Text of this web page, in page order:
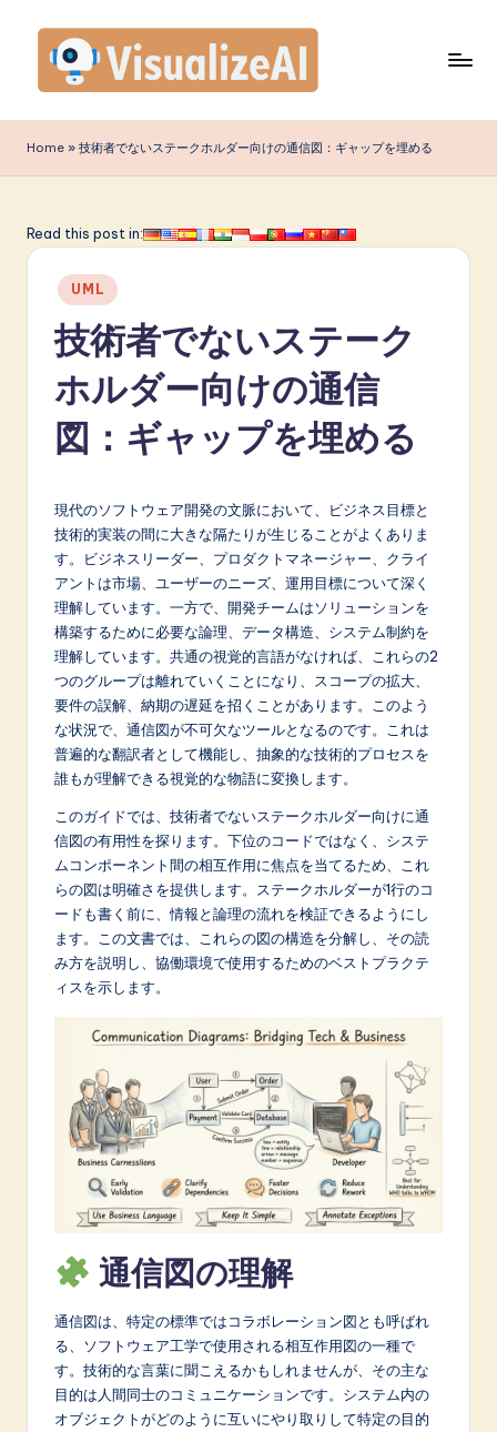
content
is
u
li
A
p
L
in
A
w
Home » 技術者でないステークホルダー向けの通信図：ギャップを埋める
Read this post in:
Posted
in
UML
技術者でないステーク
ホルダー向けの通信
図：ギャップを埋める
現代のソフトウェア開発の文脈において、ビジネス目標と
技術的実装の間に大きな隔たりが生じることがよくありま
す。ビジネスリーダー、プロダクトマネージャー、クライ
アントは市場、ユーザーのニーズ、運用目標について深く
理解しています。一方で、開発チームはソリューションを
構築するために必要な論理、データ構造、システム制約を
理解しています。共通の視覚的言語がなければ、これらの2
つのグループは離れていくことになり、スコープの拡大、
要件の誤解、納期の遅延を招くことがあります。このよう
な状況で、通信図が不可欠なツールとなるのです。これは
普遍的な翻訳者として機能し、抽象的な技術的プロセスを
誰もが理解できる視覚的な物語に変換します。
このガイドでは、技術者でないステークホルダー向けに通
信図の有用性を探ります。下位のコードではなく、システ
ムコンポーネント間の相互作用に焦点を当てるため、これ
らの図は明確さを提供します。ステークホルダーが1行のコ
ードも書く前に、情報と論理の流れを検証できるようにし
ます。この文書では、これらの図の構造を分解し、その読
み方を説明し、協働環境で使用するためのベストプラクテ
ィスを示します。
通信図の理解
通信図は、特定の標準ではコラボレーション図とも呼ばれ
る、ソフトウェア工学で使用される相互作用図の一種で
す。技術的な言葉に聞こえるかもしれませんが、その主な
目的は人間同士のコミュニケーションです。システム内の
オブジェクトがどのように互いにやり取りして特定の目的